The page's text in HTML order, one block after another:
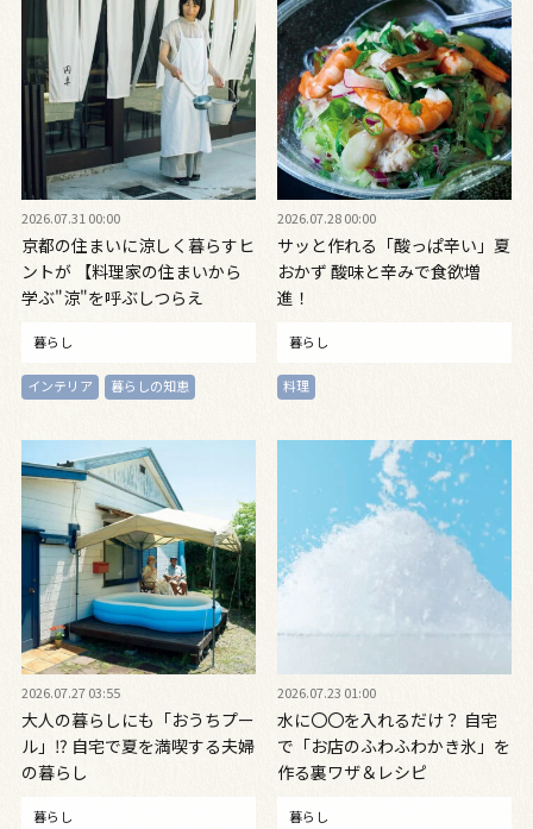
2026.07.31 00:00
京都の住まいに涼しく暮らすヒ
ントが 【料理家の住まいから
学ぶ"涼"を呼ぶしつらえ
暮らし
インテリア 暮らしの知恵
2026.07.28 00:00
サッと作れる「酸っぱ辛い」夏
おかず 酸味と辛みで食欲増
進！
暮らし
料理
2026.07.27 03:55
大人の暮らしにも「おうちプー
ル」⁉ 自宅で夏を満喫する夫婦
の暮らし
暮らし
2026.07.23 01:00
水に〇〇を入れるだけ？ 自宅
で「お店のふわふわかき氷」を
作る裏ワザ＆レシピ
暮らし